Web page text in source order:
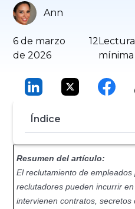
6 de marzo
de 2026
12Lectura
mínima
Ann
Índice
¿Cuándo son
Lista de verificación
contratos de
La captación ilegal
Resumen del artículo:
El reclutamiento de
reclutadores pueden incurrir
intervienen contratos, secretos